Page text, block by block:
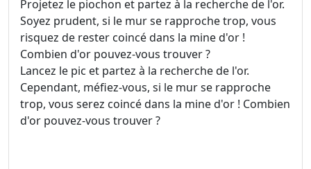
Projetez le piochon et partez à la recherche de l'or.
Soyez prudent, si le mur se rapproche trop, vous
risquez de rester coincé dans la mine d'or !
Combien d'or pouvez-vous trouver ?
Lancez le pic et partez à la recherche de l'or.
Cependant, méfiez-vous, si le mur se rapproche
trop, vous serez coincé dans la mine d'or ! Combien
d'or pouvez-vous trouver ?